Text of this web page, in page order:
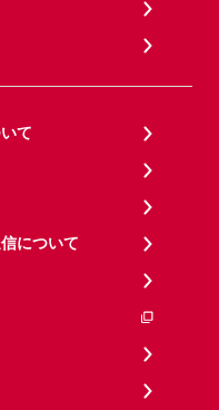
て
について